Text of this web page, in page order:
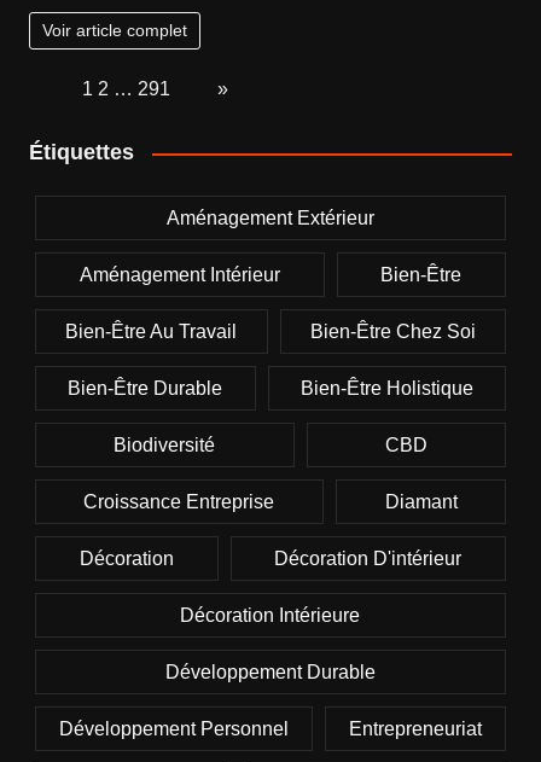
Voir article complet
1 2 … 291 »
Étiquettes
Aménagement Extérieur
Aménagement Intérieur Bien-Être
Bien-Être Au Travail Bien-Être Chez Soi
Bien-Être Durable Bien-Être Holistique
Biodiversité CBD
Croissance Entreprise Diamant
Décoration Décoration D'intérieur
Décoration Intérieure
Développement Durable
Développement Personnel Entrepreneuriat